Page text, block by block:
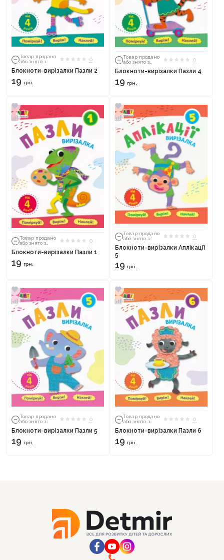
Товар продано
або знято з
0
Блокноти-вирізалки Пазли 2
19 грн.
Товар продано
або знято з
0
Блокноти-вирізалки Пазли 4
19 грн.
Товар продано
або знято з
0
Блокноти-вирізалки Пазли 1
19 грн.
Товар продано
або знято з
0
Блокноти-вирізалки Аплікації
5
19 грн.
Товар продано
або знято з
0
Блокноти-вирізалки Пазли 5
19 грн.
Товар продано
або знято з
0
Блокноти-вирізалки Пазли 6
19 грн.
Продовжити покупки